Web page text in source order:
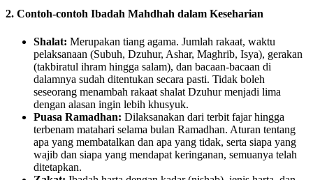
2. Contoh-contoh Ibadah Mahdhah dalam Keseharian
Shalat: Merupakan tiang agama. Jumlah rakaat, waktu
pelaksanaan (Subuh, Dzuhur, Ashar, Maghrib, Isya), gerakan
(takbiratul ihram hingga salam), dan bacaan-bacaan di
dalamnya sudah ditentukan secara pasti. Tidak boleh
seseorang menambah rakaat shalat Dzuhur menjadi lima
dengan alasan ingin lebih khusyuk.
Puasa Ramadhan: Dilaksanakan dari terbit fajar hingga
terbenam matahari selama bulan Ramadhan. Aturan tentang
apa yang membatalkan dan apa yang tidak, serta siapa yang
wajib dan siapa yang mendapat keringanan, semuanya telah
ditetapkan.